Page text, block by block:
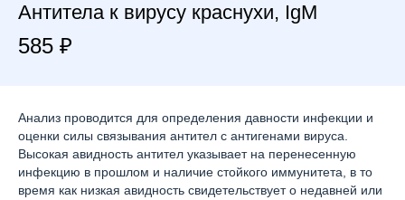
Антитела к вирусу краснухи, IgM
585 ₽
Анализ проводится для определения давности инфекции и
оценки силы связывания антител с антигенами вируса.
Высокая авидность антител указывает на перенесенную
инфекцию в прошлом и наличие стойкого иммунитета, в то
время как низкая авидность свидетельствует о недавней или